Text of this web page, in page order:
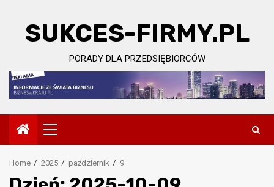
contentSUKCES-FIRMY.PL
PORADY DLA PRZEDSIĘBIORCÓW
Primary
Menu
Home 2025 październik 9